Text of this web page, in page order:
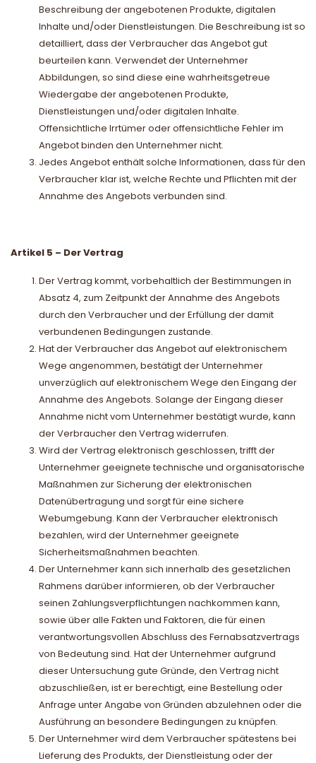
Beschreibung der angebotenen Produkte, digitalen
Inhalte und/oder Dienstleistungen. Die Beschreibung ist so
detailliert, dass der Verbraucher das Angebot gut
beurteilen kann. Verwendet der Unternehmer
Abbildungen, so sind diese eine wahrheitsgetreue
Wiedergabe der angebotenen Produkte,
Dienstleistungen und/oder digitalen Inhalte.
Offensichtliche Irrtümer oder offensichtliche Fehler im
Angebot binden den Unternehmer nicht.
Jedes Angebot enthält solche Informationen, dass für den
Verbraucher klar ist, welche Rechte und Pflichten mit der
Annahme des Angebots verbunden sind.
Artikel 5 – Der Vertrag
Der Vertrag kommt, vorbehaltlich der Bestimmungen in
Absatz 4, zum Zeitpunkt der Annahme des Angebots
durch den Verbraucher und der Erfüllung der damit
verbundenen Bedingungen zustande.
Hat der Verbraucher das Angebot auf elektronischem
Wege angenommen, bestätigt der Unternehmer
unverzüglich auf elektronischem Wege den Eingang der
Annahme des Angebots. Solange der Eingang dieser
Annahme nicht vom Unternehmer bestätigt wurde, kann
der Verbraucher den Vertrag widerrufen.
Wird der Vertrag elektronisch geschlossen, trifft der
Unternehmer geeignete technische und organisatorische
Maßnahmen zur Sicherung der elektronischen
Datenübertragung und sorgt für eine sichere
Webumgebung. Kann der Verbraucher elektronisch
bezahlen, wird der Unternehmer geeignete
Sicherheitsmaßnahmen beachten.
Der Unternehmer kann sich innerhalb des gesetzlichen
Rahmens darüber informieren, ob der Verbraucher
seinen Zahlungsverpflichtungen nachkommen kann,
sowie über alle Fakten und Faktoren, die für einen
verantwortungsvollen Abschluss des Fernabsatzvertrags
von Bedeutung sind. Hat der Unternehmer aufgrund
dieser Untersuchung gute Gründe, den Vertrag nicht
abzuschließen, ist er berechtigt, eine Bestellung oder
Anfrage unter Angabe von Gründen abzulehnen oder die
Ausführung an besondere Bedingungen zu knüpfen.
Der Unternehmer wird dem Verbraucher spätestens bei
Lieferung des Produkts, der Dienstleistung oder der